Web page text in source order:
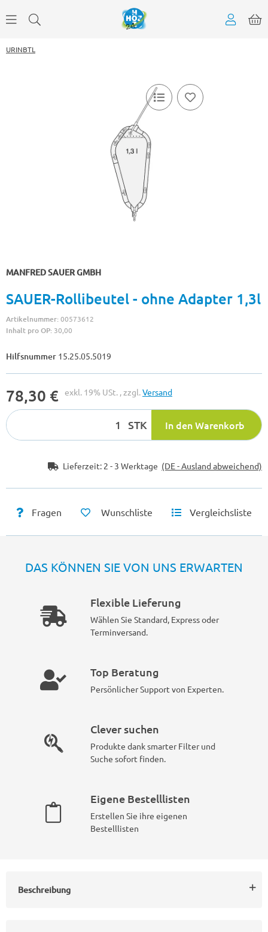
URINBTL
MANFRED SAUER GMBH
SAUER-Rollibeutel - ohne Adapter 1,3l
Artikelnummer:00573612
Inhalt pro OP: 30,00
Hilfsnummer 15.25.05.5019
78,30 € exkl. 19% USt. , zzgl.Versand
STK In den Warenkorb
Lieferzeit: 2 - 3 Werktage (DE - Ausland abweichend)
Fragen Wunschliste Vergleichsliste
DAS KÖNNEN SIE VON UNS ERWARTEN
Flexible Lieferung
Wählen Sie Standard, Express oder
Terminversand.
Top Beratung
Persönlicher Support von Experten.
Clever suchen
Produkte dank smarter Filter und
Suche sofort finden.
Eigene Bestelllisten
Erstellen Sie ihre eigenen
Bestelllisten
Beschreibung